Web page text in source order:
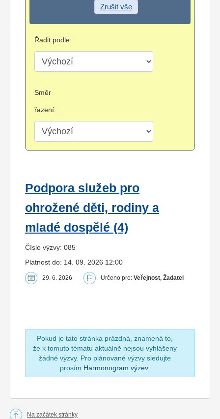
Zrušit vše
Řadit podle:
Směr
řazení:
Podpora služeb pro
ohrožené děti, rodiny a
mladé dospělé (4)
Číslo výzvy: 085
Platnost do: 14. 09. 2026 12:00
29. 6. 2026 Určeno pro: Veřejnost, Žadatel
Pokud je tato stránka prázdná, znamená to,
že k tomuto tématu aktuálně nejsou vyhlášeny
žádné výzvy. Pro plánované výzvy sledujte
prosím Harmonogram výzev.
Na začátek stránky